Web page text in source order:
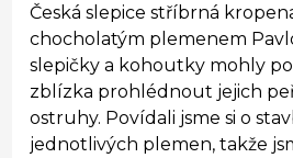
Česká slepice stříbrná
chocholatým plemenem
slepičky a kohoutky mohly
zblízka prohlédnout jejich
ostruhy. Povídali jsme si o
jednotlivých plemen, takže